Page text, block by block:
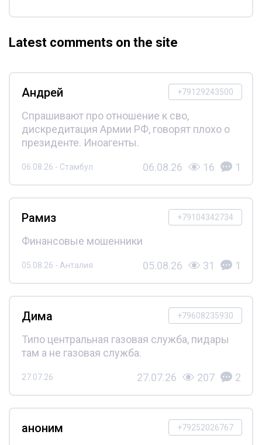
Latest comments on the site
+79129243500
Андрей
Спрашивают про отношение к сво,
дискредитация Армии РФ, говорят плохо о
президенте. Иноагенты.
06.08.26 - Стамбул 06.08.26 16 1
+79104342734
Рамиз
Финансовые мошенники
05.08.26 - Анталия 05.08.26 31 1
+79608235930
Дима
Типо центральная газовая служба, пидары
там а не газовая служба.
27.07.26 27.07.26 207 2
+79252026767
аноним